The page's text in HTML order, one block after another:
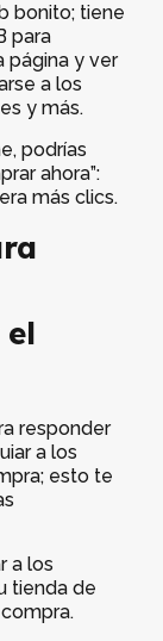
bonito; tiene
para
página y ver
a los
y más.
podrías
ahora”:
más clics.
responder
a los
esto te
a los
tienda de